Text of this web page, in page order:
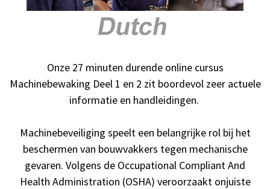
Onze 27 minuten durende online cursus
Machinebewaking Deel 1 en 2 zit boordevol zeer actuele
informatie en handleidingen.
Machinebeveiliging speelt een belangrijke rol bij het
beschermen van bouwvakkers tegen mechanische
gevaren. Volgens de Occupational Compliant And
Health Administration (OSHA) veroorzaakt onjuiste